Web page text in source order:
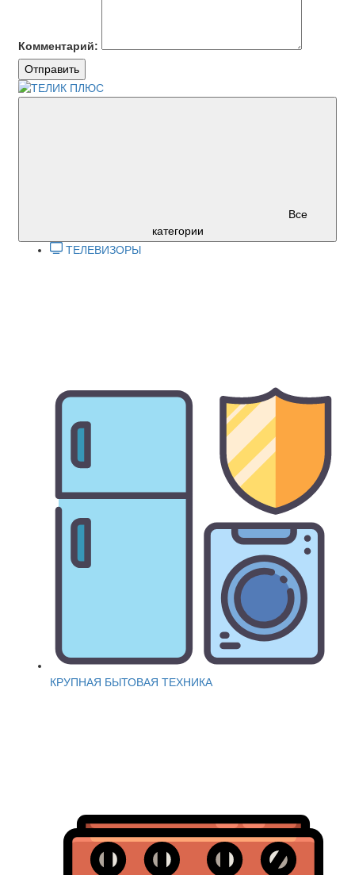
Комментарий:
Отправить
Все
категории
ТЕЛЕВИЗОРЫ
КРУПНАЯ БЫТОВАЯ ТЕХНИКА